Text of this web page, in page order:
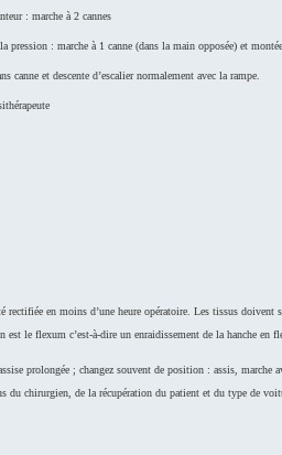
: marche à 2 cannes
: marche à 1 canne (dans la main opposée) et
et descente d’escalier normalement avec la rampe.
rectifiée en moins d’une heure opératoire. Les tissus
le flexum c’est-à-dire un enraidissement de la hanche en
prolongée ; changez souvent de position : assis, marche
du chirurgien, de la récupération du patient et du type de